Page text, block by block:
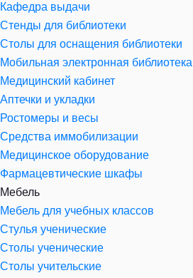
Кафедра выдачи
Стенды для библиотеки
Столы для оснащения библиотеки
Мобильная электронная библиотека
Медицинский кабинет
Аптечки и укладки
Ростомеры и весы
Средства иммобилизации
Медицинское оборудование
Фармацевтические шкафы
Мебель
Мебель для учебных классов
Стулья ученические
Столы ученические
Столы учительские